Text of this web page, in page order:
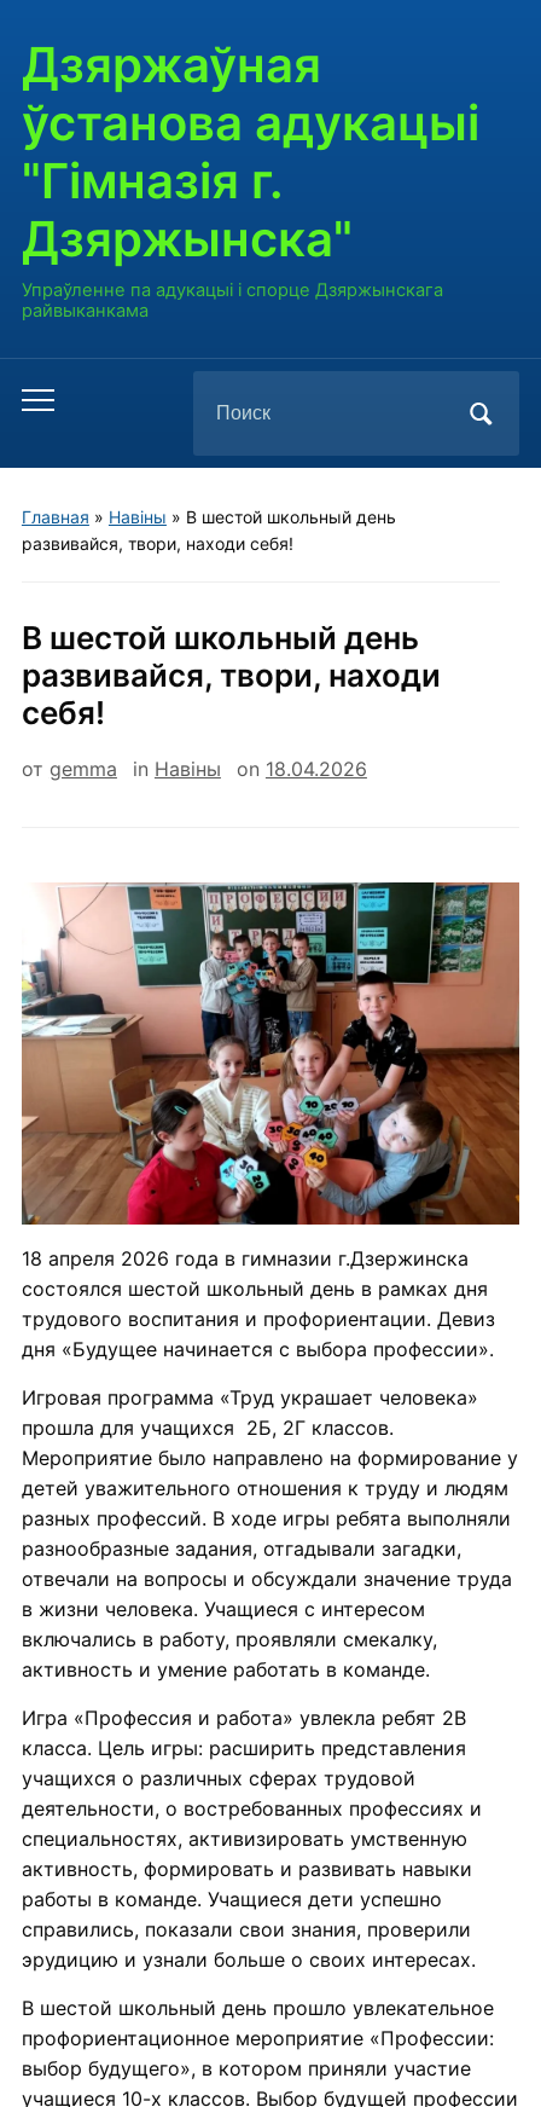
Дзяржаўная
ўстанова адукацыі
"Гімназія г.
Дзяржынска"
Упраўленне па адукацыі і спорце Дзяржынскага
райвыканкама
Переключить
меню
по:
Главная » Навiны » В шестой школьный день
развивайся, твори, находи себя!
В шестой школьный день
развивайся, твори, находи
себя!
от gemma in Навiны on 18.04.2026
18 апреля 2026 года в гимназии г.Дзержинска
состоялся шестой школьный день в рамках дня
трудового воспитания и профориентации. Девиз
дня «Будущее начинается с выбора профессии».
Игровая программа «Труд украшает человека»
прошла для учащихся 2Б, 2Г классов.
Мероприятие было направлено на формирование у
детей уважительного отношения к труду и людям
разных профессий. В ходе игры ребята выполняли
разнообразные задания, отгадывали загадки,
отвечали на вопросы и обсуждали значение труда
в жизни человека. Учащиеся с интересом
включались в работу, проявляли смекалку,
активность и умение работать в команде.
Игра «Профессия и работа» увлекла ребят 2В
класса. Цель игры: расширить представления
учащихся о различных сферах трудовой
деятельности, о востребованных профессиях и
специальностях, активизировать умственную
активность, формировать и развивать навыки
работы в команде. Учащиеся дети успешно
справились, показали свои знания, проверили
эрудицию и узнали больше о своих интересах.
В шестой школьный день прошло увлекательное
профориентационное мероприятие «Профессии:
выбор будущего», в котором приняли участие
учащиеся 10-х классов. Выбор будущей профессии